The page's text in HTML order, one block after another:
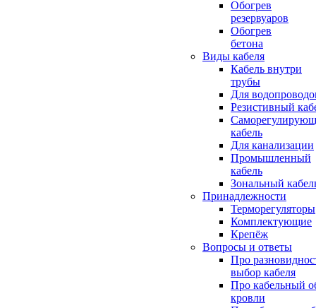
Обогрев
резервуаров
Обогрев
бетона
Виды кабеля
Кабель внутри
трубы
Для
Резистивный
кабель
Для канализации
Промышленный
кабель
Зональный
Принадлежности
Терморегуляторы
Комплектующие
Крепёж
Вопросы и ответы
Про
выбор кабеля
Про кабельный
кровли